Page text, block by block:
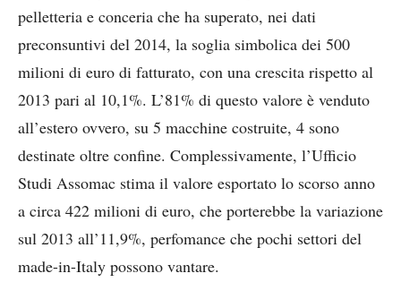
pelletteria e conceria che ha superato, nei dati
preconsuntivi del 2014, la soglia simbolica dei 500
milioni di euro di fatturato, con una crescita rispetto al
2013 pari al 10,1%. L’81% di questo valore è venduto
all’estero ovvero, su 5 macchine costruite, 4 sono
destinate oltre confine. Complessivamente, l’Ufficio
Studi Assomac stima il valore esportato lo scorso anno
a circa 422 milioni di euro, che porterebbe la variazione
sul 2013 all’11,9%, perfomance che pochi settori del
made-in-Italy possono vantare.